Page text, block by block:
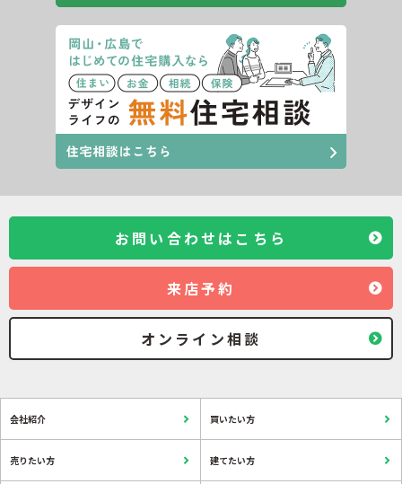
お問い合わせはこちら
来店予約
オンライン相談
会社紹介 買いたい方
売りたい方 建てたい方